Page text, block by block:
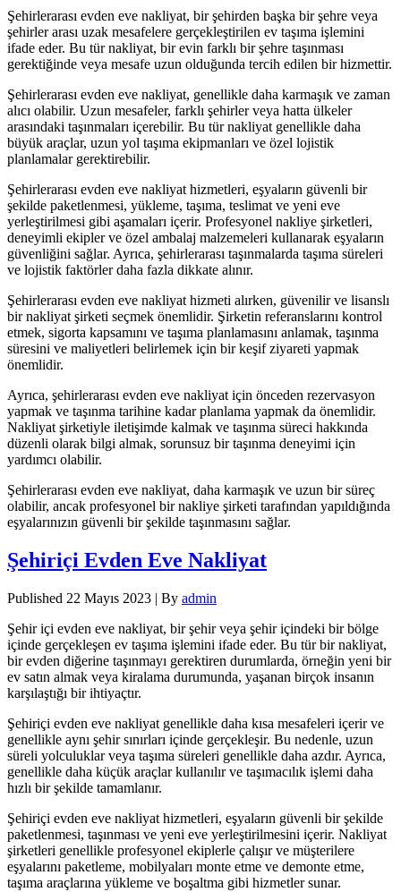
Şehirlerarası evden eve nakliyat, bir şehirden başka bir şehre veya
şehirler arası uzak mesafelere gerçekleştirilen ev taşıma işlemini
ifade eder. Bu tür nakliyat, bir evin farklı bir şehre taşınması
gerektiğinde veya mesafe uzun olduğunda tercih edilen bir hizmettir.
Şehirlerarası evden eve nakliyat, genellikle daha karmaşık ve zaman
alıcı olabilir. Uzun mesafeler, farklı şehirler veya hatta ülkeler
arasındaki taşınmaları içerebilir. Bu tür nakliyat genellikle daha
büyük araçlar, uzun yol taşıma ekipmanları ve özel lojistik
planlamalar gerektirebilir.
Şehirlerarası evden eve nakliyat hizmetleri, eşyaların güvenli bir
şekilde paketlenmesi, yükleme, taşıma, teslimat ve yeni eve
yerleştirilmesi gibi aşamaları içerir. Profesyonel nakliye şirketleri,
deneyimli ekipler ve özel ambalaj malzemeleri kullanarak eşyaların
güvenliğini sağlar. Ayrıca, şehirlerarası taşınmalarda taşıma süreleri
ve lojistik faktörler daha fazla dikkate alınır.
Şehirlerarası evden eve nakliyat hizmeti alırken, güvenilir ve lisanslı
bir nakliyat şirketi seçmek önemlidir. Şirketin referanslarını kontrol
etmek, sigorta kapsamını ve taşıma planlamasını anlamak, taşınma
süresini ve maliyetleri belirlemek için bir keşif ziyareti yapmak
önemlidir.
Ayrıca, şehirlerarası evden eve nakliyat için önceden rezervasyon
yapmak ve taşınma tarihine kadar planlama yapmak da önemlidir.
Nakliyat şirketiyle iletişimde kalmak ve taşınma süreci hakkında
düzenli olarak bilgi almak, sorunsuz bir taşınma deneyimi için
yardımcı olabilir.
Şehirlerarası evden eve nakliyat, daha karmaşık ve uzun bir süreç
olabilir, ancak profesyonel bir nakliye şirketi tarafından yapıldığında
eşyalarınızın güvenli bir şekilde taşınmasını sağlar.
Şehiriçi Evden Eve Nakliyat
Published 22 Mayıs 2023 | By admin
Şehir içi evden eve nakliyat, bir şehir veya şehir içindeki bir bölge
içinde gerçekleşen ev taşıma işlemini ifade eder. Bu tür bir nakliyat,
bir evden diğerine taşınmayı gerektiren durumlarda, örneğin yeni bir
ev satın almak veya kiralama durumunda, yaşanan birçok insanın
karşılaştığı bir ihtiyaçtır.
Şehiriçi evden eve nakliyat genellikle daha kısa mesafeleri içerir ve
genellikle aynı şehir sınırları içinde gerçekleşir. Bu nedenle, uzun
süreli yolculuklar veya taşıma süreleri genellikle daha azdır. Ayrıca,
genellikle daha küçük araçlar kullanılır ve taşımacılık işlemi daha
hızlı bir şekilde tamamlanır.
Şehiriçi evden eve nakliyat hizmetleri, eşyaların güvenli bir şekilde
paketlenmesi, taşınması ve yeni eve yerleştirilmesini içerir. Nakliyat
şirketleri genellikle profesyonel ekiplerle çalışır ve müşterilere
eşyalarını paketleme, mobilyaları monte etme ve demonte etme,
taşıma araçlarına yükleme ve boşaltma gibi hizmetler sunar.